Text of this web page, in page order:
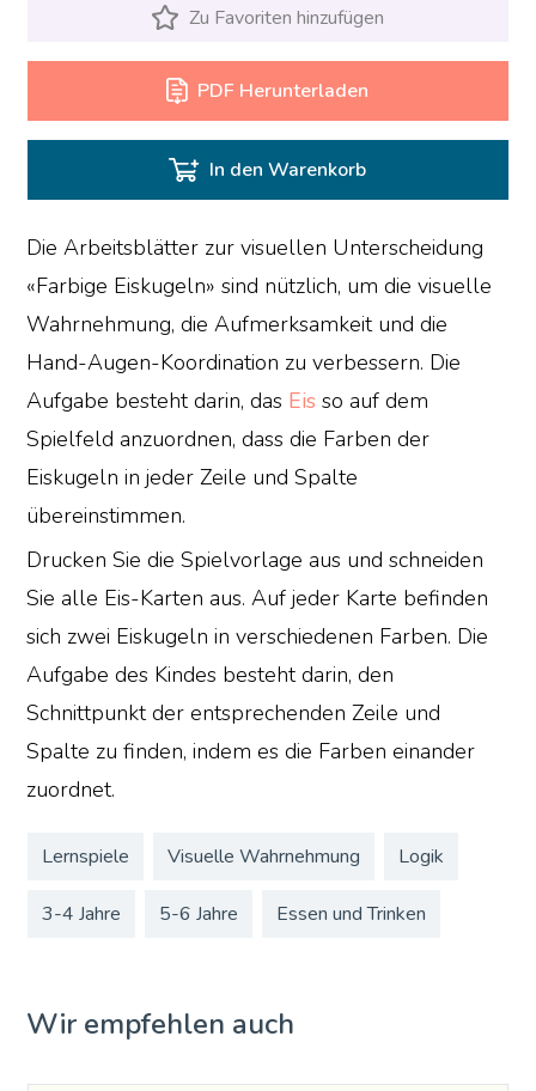
Zu Favoriten hinzufügen
PDF Herunterladen
In den Warenkorb
Die Arbeitsblätter zur visuellen Unterscheidung
«Farbige Eiskugeln» sind nützlich, um die visuelle
Wahrnehmung, die Aufmerksamkeit und die
Hand-Augen-Koordination zu verbessern. Die
Aufgabe besteht darin, das Eis so auf dem
Spielfeld anzuordnen, dass die Farben der
Eiskugeln in jeder Zeile und Spalte
übereinstimmen.
Drucken Sie die Spielvorlage aus und schneiden
Sie alle Eis-Karten aus. Auf jeder Karte befinden
sich zwei Eiskugeln in verschiedenen Farben. Die
Aufgabe des Kindes besteht darin, den
Schnittpunkt der entsprechenden Zeile und
Spalte zu finden, indem es die Farben einander
zuordnet.
Lernspiele Visuelle Wahrnehmung Logik
3-4 Jahre 5-6 Jahre Essen und Trinken
Wir empfehlen auch